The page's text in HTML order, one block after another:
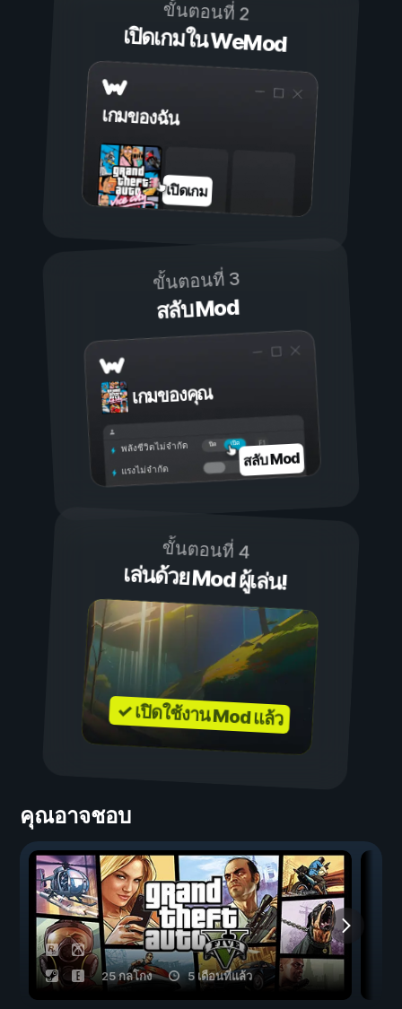
ขั้นตอนที่ 2
เปิดเกมใน WeMod
เกมของฉัน
เปิดเกม
ขั้นตอนที่ 3
สลับ Mod
เกมของคุณ
เปิด
ปิด
พลังชีวิตไม่จำกัด
แรงไม่จำกัด สลับ Mod
ขั้นตอนที่ 4
เล่นด้วย Mod ผู้เล่น!
✓ เปิดใช้งาน Mod แล้ว
คุณอาจชอบ
25 กลโกง 5 เดือนที่แล้ว